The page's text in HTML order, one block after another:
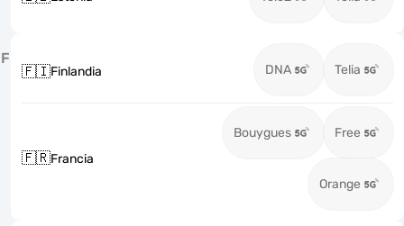
F
🇫🇮Finlandia DNA Telia
🇫🇷Francia
Bouygues Free
Orange